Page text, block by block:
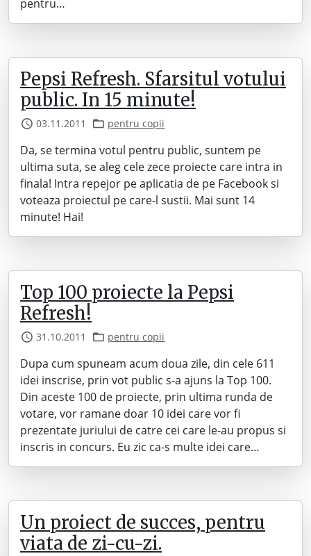
pentru…
Pepsi Refresh. Sfarsitul votului
public. In 15 minute!
03.11.2011 pentru copii
Da, se termina votul pentru public, suntem pe
ultima suta, se aleg cele zece proiecte care intra in
finala! Intra repejor pe aplicatia de pe Facebook si
voteaza proiectul pe care-l sustii. Mai sunt 14
minute! Hai!
Top 100 proiecte la Pepsi
Refresh!
31.10.2011 pentru copii
Dupa cum spuneam acum doua zile, din cele 611
idei inscrise, prin vot public s-a ajuns la Top 100.
Din aceste 100 de proiecte, prin ultima runda de
votare, vor ramane doar 10 idei care vor fi
prezentate juriului de catre cei care le-au propus si
inscris in concurs. Eu zic ca-s multe idei care…
Un proiect de succes, pentru
viata de zi-cu-zi.